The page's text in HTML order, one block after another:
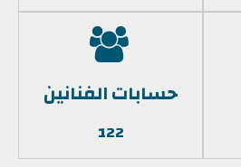
حسابات الفنانين
122